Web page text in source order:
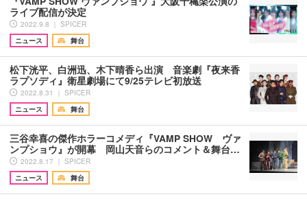
ライブ配信が決定
2022.9.8 ｜ SPICER
ニュース
舞台
松下洸平、白洲迅、木下晴香ら出演 音楽劇『夜来香
ラプソディ』衛星劇場にて9/25テレビ初放送
2022.8.31 ｜ SPICER
ニュース
舞台
三谷幸喜の傑作ホラーコメディ『VAMP SHOW ヴァ
ンプショウ』が開幕 岡山天音らのコメント＆舞台…
2022.8.17 ｜ SPICER
ニュース
舞台